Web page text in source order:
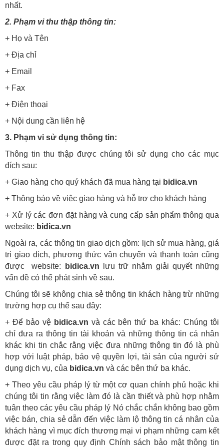
nhất.
2. Phạm vi thu thập thông tin:
+ Họ và Tên
+ Địa chỉ
+ Email
+ Fax
+ Điện thoại
+ Nội dung cần liên hệ
3. Phạm vi sử dụng thông tin:
Thông tin thu thập được chúng tôi sử dụng cho các mục
đích sau:
+ Giao hàng cho quý khách đã mua hàng tại bidica.vn
+ Thông báo về việc giao hàng và hỗ trợ cho khách hàng
+ Xử lý các đơn đặt hàng và cung cấp sản phẩm thông qua
website: bidica.vn
Ngoài ra, các thông tin giao dịch gồm: lịch sử mua hàng, giá
trị giao dịch, phương thức vận chuyển và thanh toán cũng
được
website: bidica.vn lưu trữ nhằm giải quyết những
vấn đề có thể phát sinh về sau.
Chúng tôi sẽ không chia sẻ thông tin khách hàng trừ những
trường hợp cụ thể sau đây:
+ Để bảo vệ bidica.vn và các bên thứ ba khác: Chúng tôi
chỉ đưa ra thông tin tài khoản và những thông tin cá nhân
khác khi tin chắc rằng việc đưa những thông tin đó là phù
hợp với luật pháp, bảo vệ quyền lợi, tài sản của người sử
dụng dịch vụ, của bidica.vn và các bên thứ ba khác.
+ Theo yêu cầu pháp l‎ý từ một cơ quan chính phủ hoặc khi
chúng tôi tin rằng việc làm đó là cần thiết và phù hợp nhằm
tuân theo các yêu cầu pháp l‎ý Nó chắc chắn không bao gồm
việc bán, chia sẻ dẫn đến việc làm lộ thông tin cá nhân của
khách hàng vì mục đích thương mại vi phạm những cam kết
được đặt ra trong quy định Chính sách bảo mật thông tin